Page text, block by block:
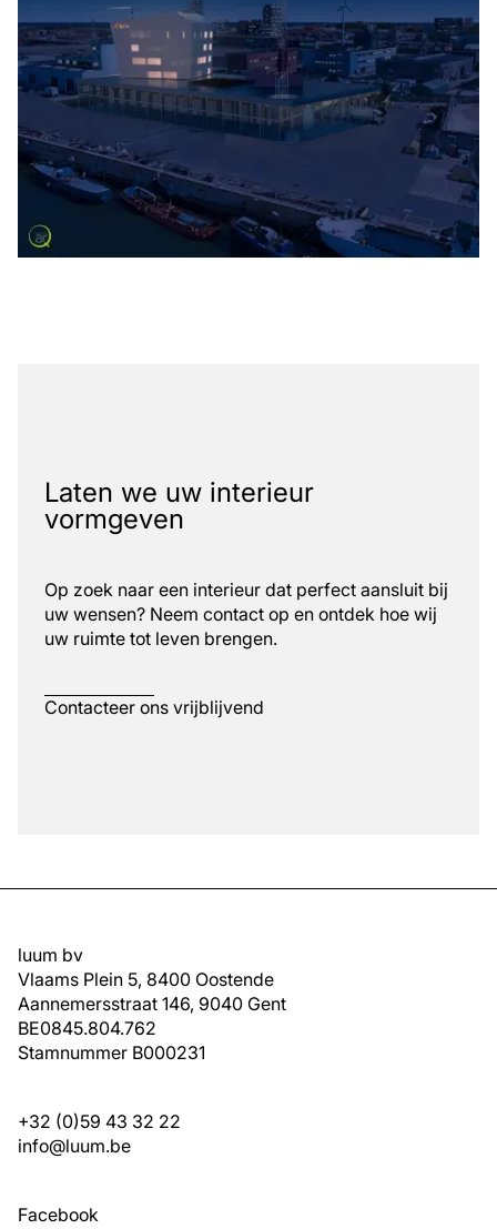
Laten we uw interieur
vormgeven
Op zoek naar een interieur dat perfect aansluit bij
uw wensen? Neem contact op en ontdek hoe wij
uw ruimte tot leven brengen.
Contacteer ons vrijblijvend
luum bv
Vlaams Plein 5, 8400 Oostende
Aannemersstraat 146, 9040 Gent
BE0845.804.762
Stamnummer B000231
+32 (0)59 43 32 22
info@luum.be
Facebook